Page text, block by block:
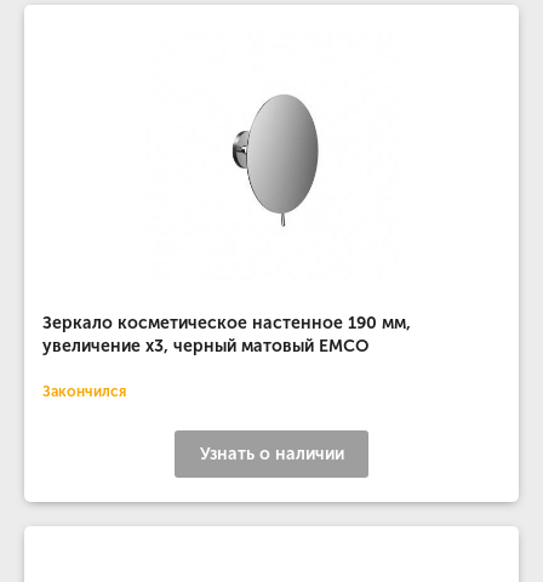
Зеркало косметическое настенное 190 мм,
увеличение х3, черный матовый EMCO
Закончился
Узнать о наличии